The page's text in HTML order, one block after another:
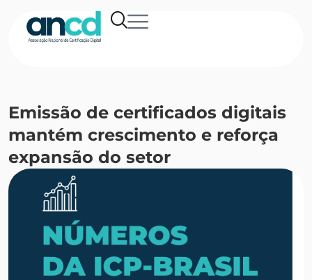
Emissão de certificados digitais
mantém crescimento e reforça
expansão do setor